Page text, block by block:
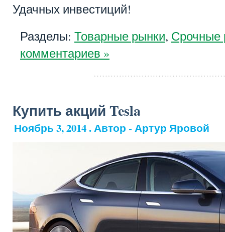
Удачных инвестиций!
Разделы: Товарные рынки, Срочные
комментариев »
Купить акций Tesla
Ноябрь 3, 2014 . Автор - Артур Яровой